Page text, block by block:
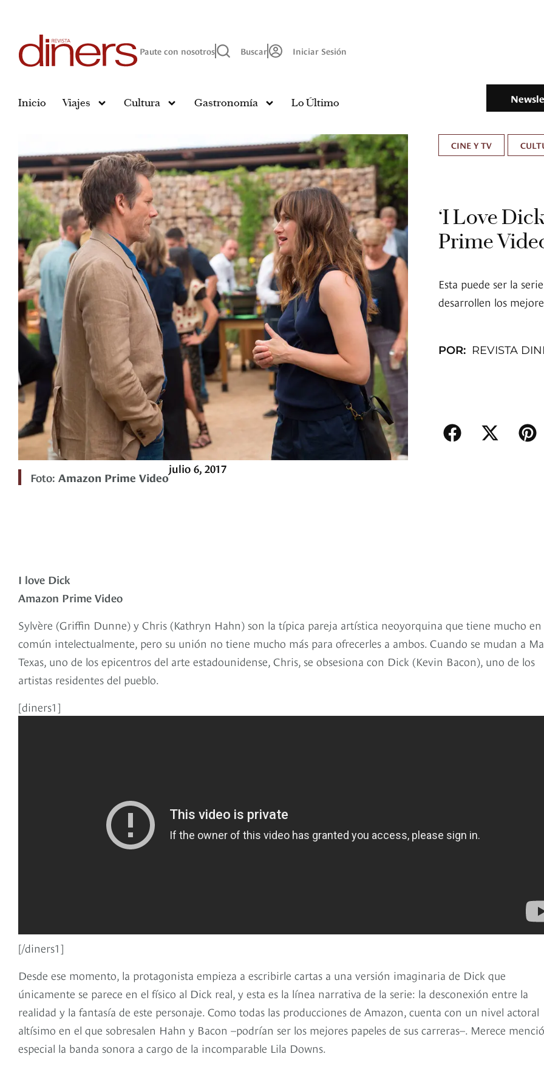
Paute con nosotros Buscar Iniciar Sesión
Inicio Viajes Cultura Gastronomía Lo Último
Foto: Amazon Prime Video
julio 6, 2017
CINE Y TV
‘I Love
Prime
Esta puede ser la
desarrollen los
POR: REVISTA
I love Dick
Amazon Prime Video
Sylvère (Griffin Dunne) y Chris (Kathryn Hahn) son la típica pareja artística neoyorquina que tiene mucho en
común intelectualmente, pero su unión no tiene mucho más para ofrecerles a ambos. Cuando se mudan a
Texas, uno de los epicentros del arte estadounidense, Chris, se obsesiona con Dick (Kevin Bacon), uno de los
artistas residentes del pueblo.
[diners1]
[/diners1]
Desde ese momento, la protagonista empieza a escribirle cartas a una versión imaginaria de Dick que
únicamente se parece en el físico al Dick real, y esta es la línea narrativa de la serie: la desconexión entre la
realidad y la fantasía de este personaje. Como todas las producciones de Amazon, cuenta con un nivel actoral
altísimo en el que sobresalen Hahn y Bacon –podrían ser los mejores papeles de sus carreras–. Merece
especial la banda sonora a cargo de la incomparable Lila Downs.